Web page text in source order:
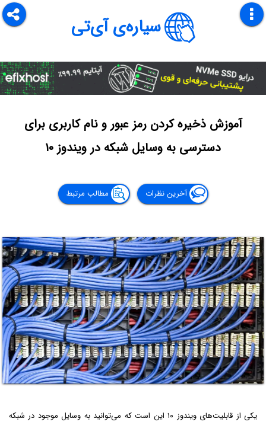
سیاره‌ی آی‌تی
آموزش ذخیره کردن رمز عبور و نام کاربری برای
دسترسی به وسایل شبکه در ویندوز ۱۰
آخرین نظرات مطالب مرتبط
یکی از قابلیت‌های ویندوز ۱۰ این است که می‌توانید به وسایل موجود در شبکه